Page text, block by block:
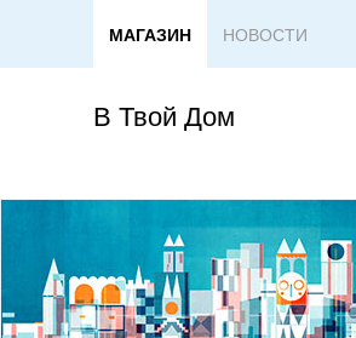
МАГАЗИН НОВОСТИ
В Твой Дом